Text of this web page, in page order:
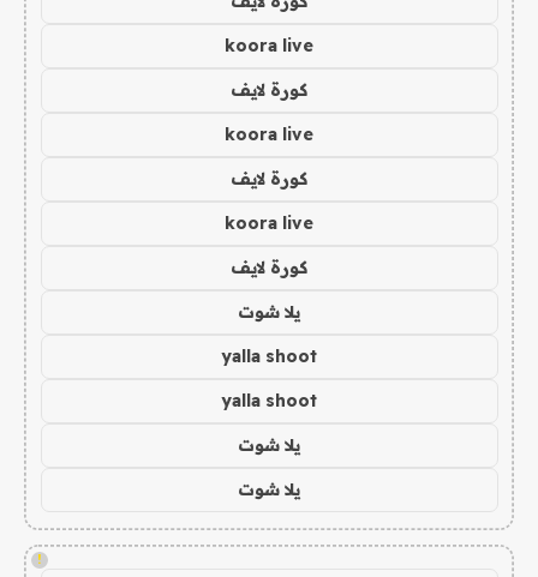
koora live
كورة لايف
koora live
كورة لايف
koora live
كورة لايف
يلا شوت
yalla shoot
yalla shoot
يلا شوت
يلا شوت
!